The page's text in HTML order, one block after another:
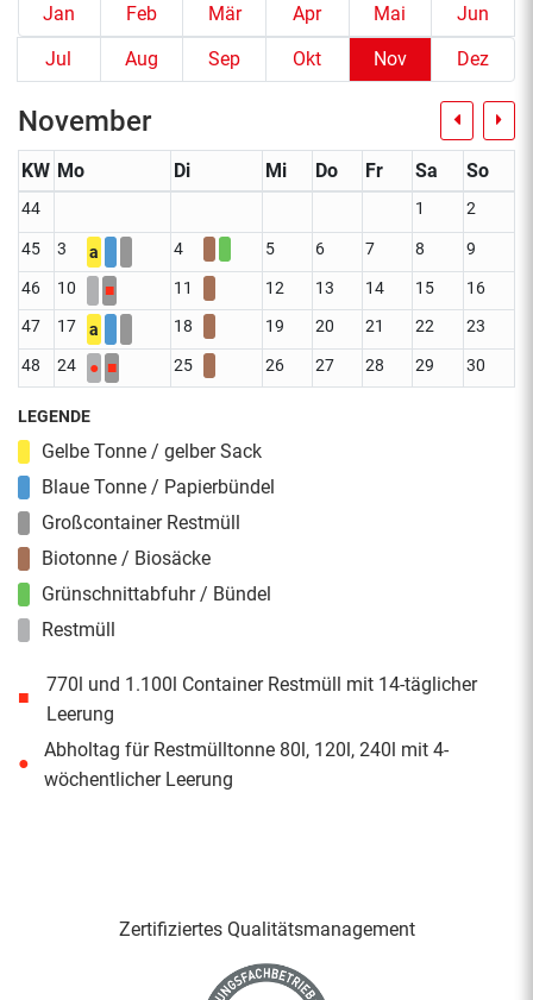
Jan Feb Mär Apr Mai
Jun
Jul
Aug Sep Okt Nov Dez
November
KW Mo Di Mi Do Fr Sa So
44 1 2
45 3 a 4 5 6 7 8 9
46 10 ■ 11 12 13 14 15
16
47
17 a 18 19 20 21 22 23
48 24 ● ■ 25 26 27 28 29 30
LEGENDE
Gelbe Tonne / gelber Sack
Blaue Tonne / Papierbündel
Großcontainer Restmüll
Biotonne / Biosäcke
Grünschnittabfuhr / Bündel
Restmüll
■
770l und 1.100l Container Restmüll mit 14-täglicher
Leerung
●
Abholtag für Restmülltonne 80l, 120l, 240l mit 4-
wöchentlicher Leerung
Zertifiziertes Qualitäts­management